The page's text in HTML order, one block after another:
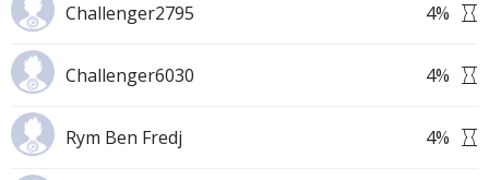
Challenger2795 4%
Challenger6030 4%
Rym Ben Fredj 4%